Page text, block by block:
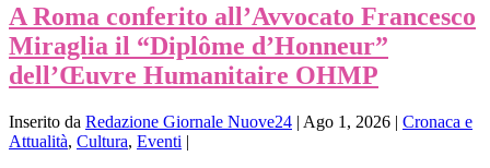
A Roma conferito all’Avvocato Francesco
Miraglia il “Diplôme d’Honneur”
dell’Œuvre Humanitaire OHMP
Inserito da Redazione Giornale Nuove24 | Ago 1, 2026 | Cronaca e
Attualità, Cultura, Eventi |